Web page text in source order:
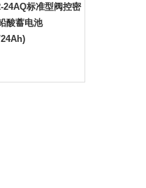
24AQ标准型阀控密
酸蓄电池